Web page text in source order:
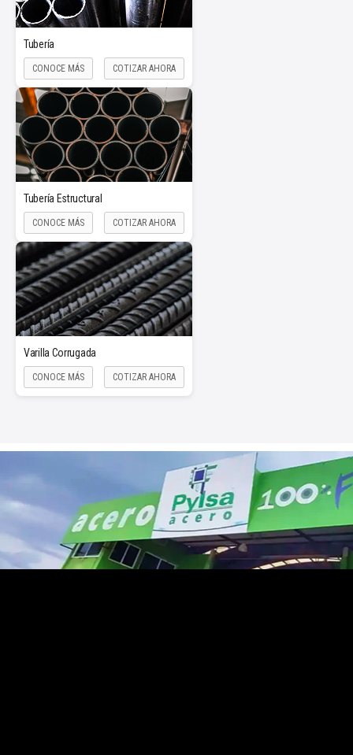
Tubería
CONOCE MÁS COTIZAR AHORA
Tubería Estructural
CONOCE MÁS COTIZAR AHORA
Varilla Corrugada
CONOCE MÁS COTIZAR AHORA